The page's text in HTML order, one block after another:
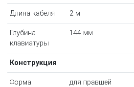
Длина кабеля 2 м
Глубина
клавиатуры
144 мм
Конструкция
Форма для правшей